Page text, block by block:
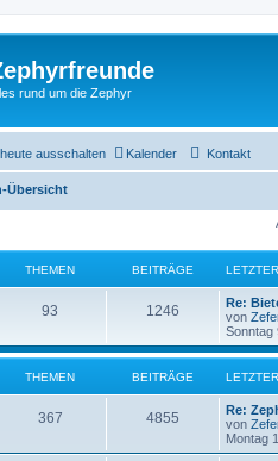
rund um die Zephyr
ausschalten Kalender Kontakt
Übersicht
THEMEN BEITRÄGE
93 1246
Re:
von
Sonntag
THEMEN BEITRÄGE
367 4855
Re:
von
Montag